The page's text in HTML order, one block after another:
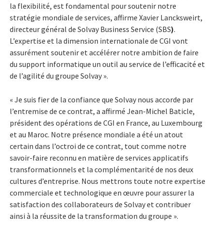
la flexibilité, est fondamental pour soutenir notre
stratégie mondiale de services, affirme Xavier Lancksweirt,
directeur général de Solvay Business Service (SBS).
L’expertise et la dimension internationale de CGI vont
assurément soutenir et accélérer notre ambition de faire
du support informatique un outil au service de l’efficacité et
de l’agilité du groupe Solvay ».
« Je suis fier de la confiance que Solvay nous accorde par
l’entremise de ce contrat, a affirmé Jean-Michel Baticle,
président des opérations de CGI en France, au Luxembourg
et au Maroc. Notre présence mondiale a été un atout
certain dans l’octroi de ce contrat, tout comme notre
savoir-faire reconnu en matière de services applicatifs
transformationnels et la complémentarité de nos deux
cultures d’entreprise. Nous mettrons toute notre expertise
commerciale et technologique en œuvre pour assurer la
satisfaction des collaborateurs de Solvay et contribuer
ainsi à la réussite de la transformation du groupe ».